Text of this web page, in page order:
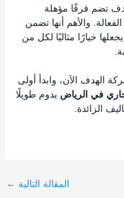
تضم فرقًا مؤهلة
والأهم أنها تضمن
خيارًا مثاليًا لكل من
الهدف الآن، وابدأ أولى
في الرياض يدوم طويلًا
الزائدة.
المقالة التالية ←